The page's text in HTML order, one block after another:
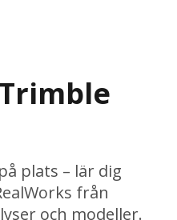
plats – lär dig
från
och modeller.